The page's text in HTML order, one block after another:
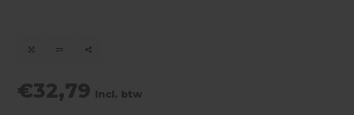
€32,79 Incl. btw